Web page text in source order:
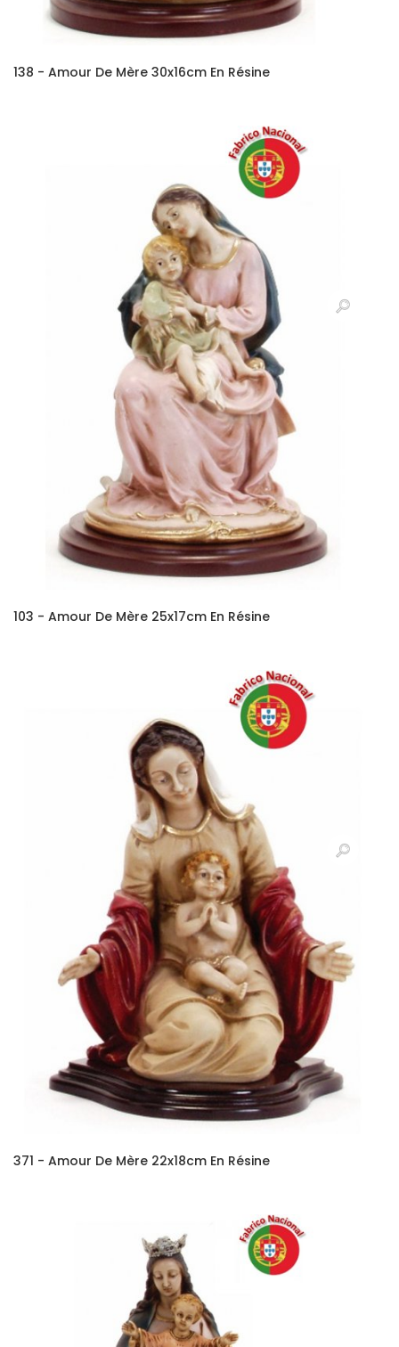
138 - Amour De Mère 30x16cm En Résine
103 - Amour De Mère 25x17cm En Résine
371 - Amour De Mère 22x18cm En Résine